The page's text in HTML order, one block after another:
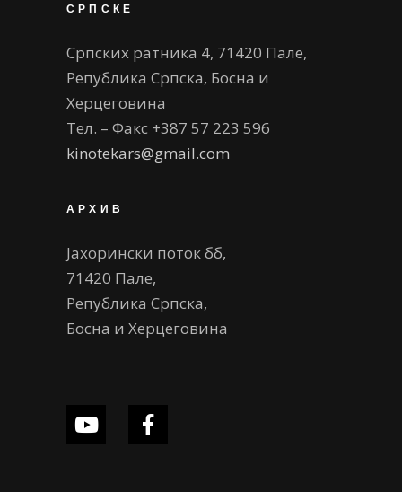
СРПСКЕ
Српских ратника 4, 71420 Пале,
Република Српска, Босна и
Херцеговина
Тел. – Факс +387 57 223 596
kinotekars@gmail.com
АРХИВ
Јахорински поток бб,
71420 Пале,
Република Српска,
Босна и Херцеговина